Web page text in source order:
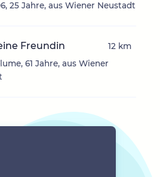
25 Jahre, aus Wiener Neustadt
Freundin
61 Jahre, aus Wiener
12 km